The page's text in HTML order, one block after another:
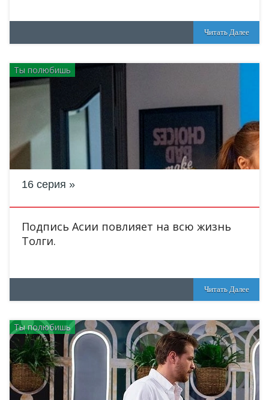
Читать Далее
Ты полюбишь
16 серия
Подпись Асии повлияет на всю жизнь
Толги.
Читать Далее
Ты полюбишь